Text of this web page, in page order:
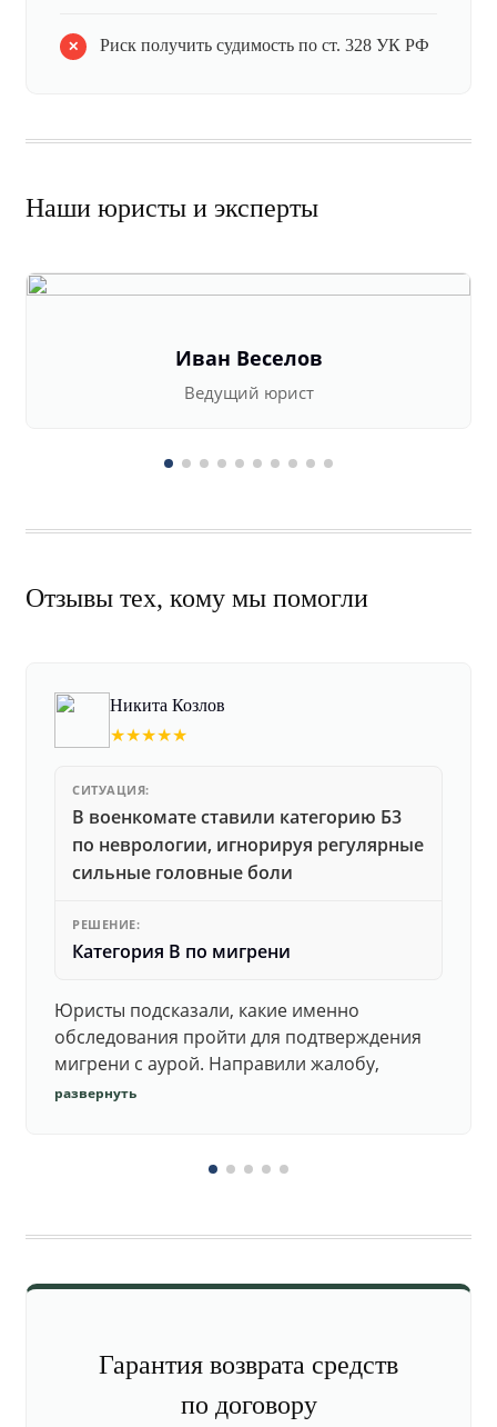
Риск получить судимость по ст. 328 УК РФ
Наши юристы и эксперты
Иван Веселов
Ведущий юрист
Отзывы тех, кому мы помогли
Никита Козлов
★★★★★
СИТУАЦИЯ:
В военкомате ставили категорию Б3
по неврологии, игнорируя регулярные
сильные головные боли
РЕШЕНИЕ:
Категория В по мигрени
Юристы подсказали, какие именно
обследования пройти для подтверждения
мигрени с аурой. Направили жалобу,
добились повторного осмотра и списания в
развернуть
Гарантия возврата средств
по договору